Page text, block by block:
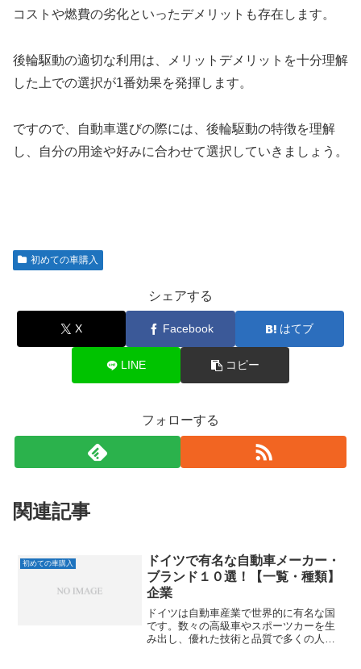
コストや燃費の劣化といったデメリットも存在します。
後輪駆動の適切な利用は、メリットデメリットを十分理解
した上での選択が1番効果を発揮します。
ですので、自動車選びの際には、後輪駆動の特徴を理解
し、自分の用途や好みに合わせて選択していきましょう。
初めての車購入
シェアする
X Facebook はてブ
LINE コピー
フォローする
関連記事
初めての車購入
ドイツで有名な自動車メーカー・
ブランド１０選！【一覧・種類】
企業
ドイツは自動車産業で世界的に有名な国
です。数々の高級車やスポーツカーを生
み出し、優れた技術と品質で多くの人々